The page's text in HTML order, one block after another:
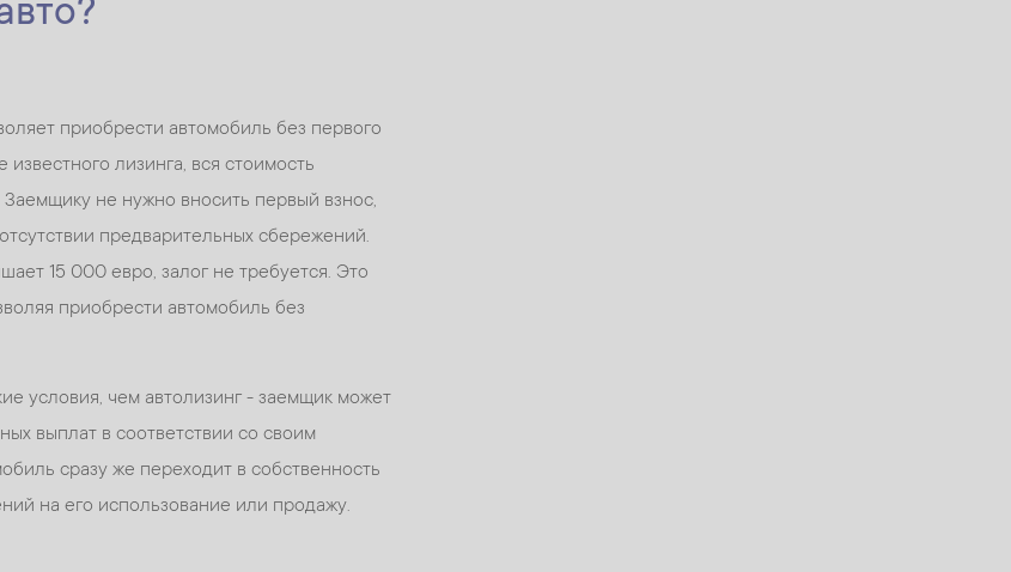
приобрести автомобиль без первого
лизинга, вся стоимость
не нужно вносить первый взнос,
предварительных сбережений.
15 000 евро, залог не требуется. Это
приобрести автомобиль без
условия, чем автолизинг - заемщик может
выплат в соответствии со своим
сразу же переходит в собственность
на его использование или продажу.